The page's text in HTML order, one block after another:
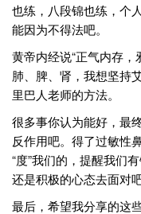
也练，八段锦也练，个
能因为不得法吧。
黄帝内经说“正气内存
肺、脾、肾，我想坚持
里巴人老师的方法。
很多事你认为能好，最
反作用吧。得了过敏性
“度”我们的，提醒我们
还是积极的心态去面对吧
最后，希望我分享的这